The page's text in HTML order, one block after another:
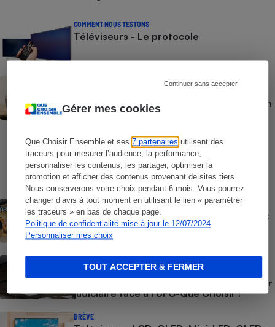
Gérer mes cookies
Que Choisir Ensemble et ses7 partenaires utilisent des
traceurs pour mesurer l’audience, la performance,
personnaliser les contenus, les partager, optimiser la
promotion et afficher des contenus provenant de sites tiers.
Nous conserverons votre choix pendant 6 mois. Vous pourrez
changer d’avis à tout moment en utilisant le lien « paramétrer
les traceurs » en bas de chaque page.
Politique de confidentialité mise à jour le 12/07/2024
Personnaliser mes choix
Continuer sans accepter
TOUT ACCEPTER & FERMER
COMMENT NOUS TESTONS
Téléviseurs - Le protocole
luminosité, contraste, bruit : Nos tests en
laboratoire, indépendants et
COMMENT NOUS TESTONS
Casques audio - Le protocole
ACTUALITÉ
Offre découverte Canal+ - Quand la Fnac
pousse à l’abonnement
Clauses abusives et données
personnelles - Apple perd son bras de fer
judiciaire face à l’UFC-Que Choisir !
BRÈVE